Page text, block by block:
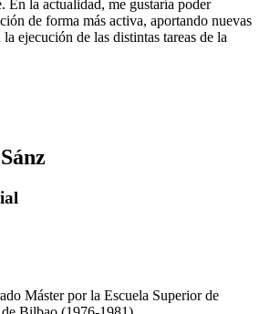
En la actualidad, me gustaría poder
de forma más activa, aportando nuevas
ejecución de las distintas tareas de la
Máster por la Escuela Superior de